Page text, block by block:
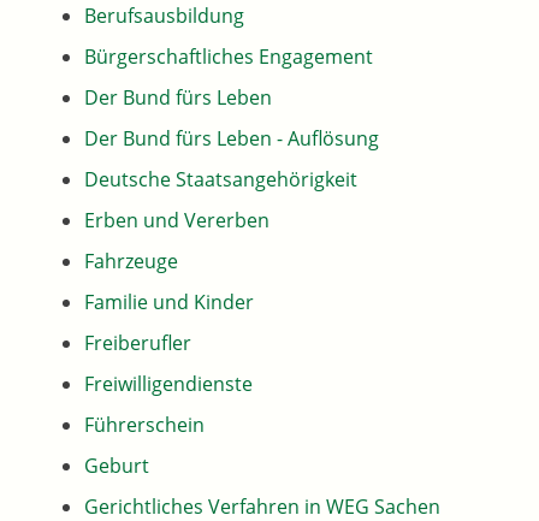
Berufsausbildung
Bürgerschaftliches Engagement
Der Bund fürs Leben
Der Bund fürs Leben - Auflösung
Deutsche Staatsangehörigkeit
Erben und Vererben
Fahrzeuge
Familie und Kinder
Freiberufler
Freiwilligendienste
Führerschein
Geburt
Gerichtliches Verfahren in WEG Sachen